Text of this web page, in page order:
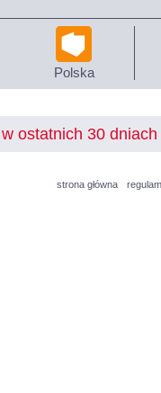
Polska
w ostatnich 30 dniach
strona główna